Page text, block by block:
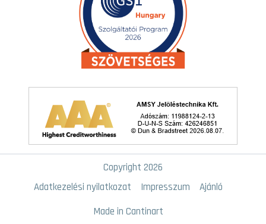
Copyright 2026
Adatkezelési nyilatkozat
Impresszum
Ajánló
Made in Cantinart